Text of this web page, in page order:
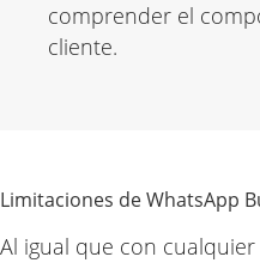
comprender el
cliente.
Limitaciones de WhatsApp
Al igual que con